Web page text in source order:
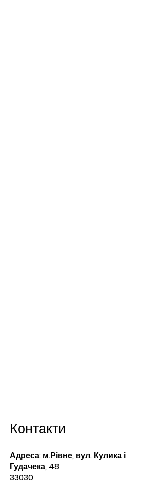
Контакти
Адреса: м.Рівне, вул. Кулика і
Гудачека, 48
33030